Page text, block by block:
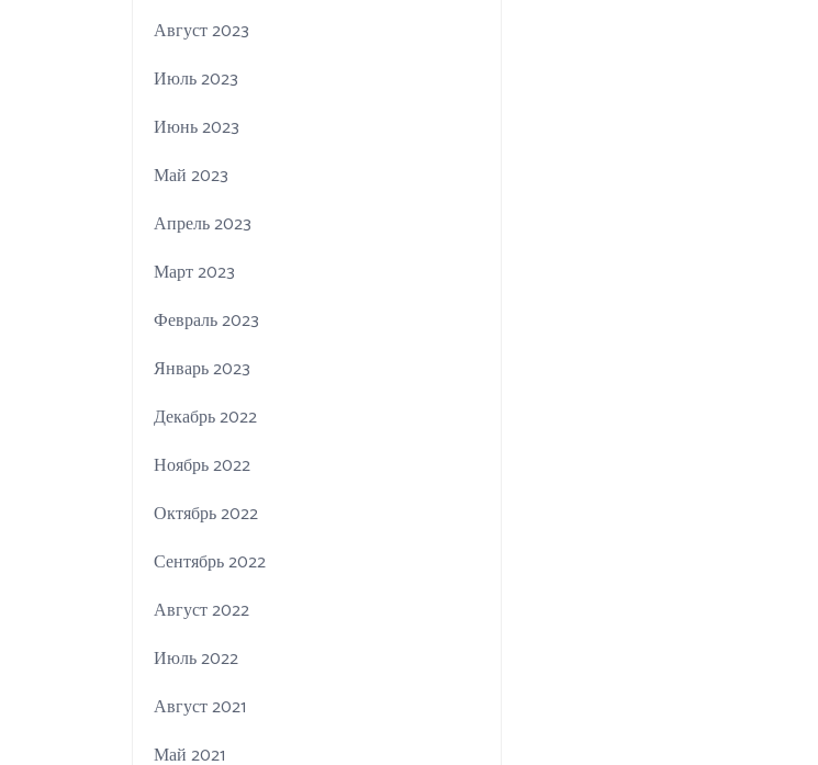
Август 2023
Июль 2023
Июнь 2023
Май 2023
Апрель 2023
Март 2023
Февраль 2023
Январь 2023
Декабрь 2022
Ноябрь 2022
Октябрь 2022
Сентябрь 2022
Август 2022
Июль 2022
Август 2021
Май 2021